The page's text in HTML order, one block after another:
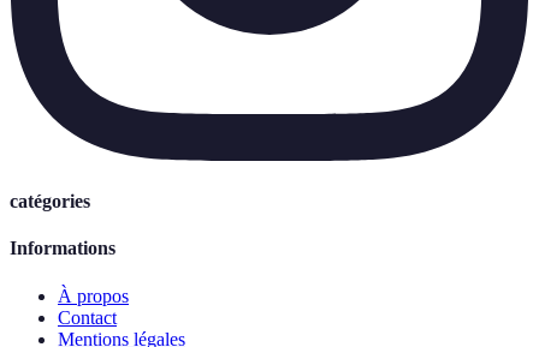
catégories
Informations
À propos
Contact
Mentions légales